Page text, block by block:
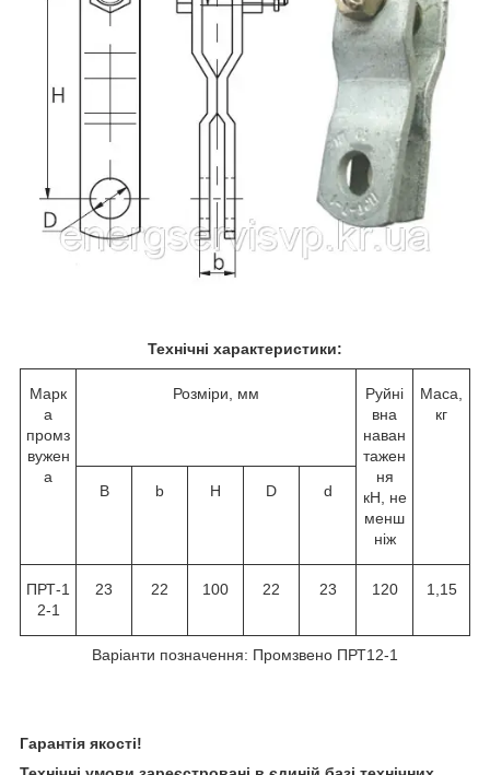
Технічні характеристики:
Марк
а
промз
вужен
а
Розміри, мм
Руйні
вна
наван
тажен
ня
кН, не
менш
ніж
Маса,
кг
B b H D d
ПРТ-1
2-1
23 22 100 22 23 120 1,15
Варіанти позначення: Промзвено ПРТ12-1
Гарантія якості!